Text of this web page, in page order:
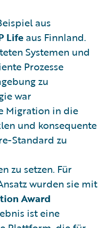
aus
Lifeaus Finnland.
Systemen und
Prozesse
zu
war
Migration in die
und konsequente
Standard zu
zu setzen. Für
wurden sie mit
Award
ist eine